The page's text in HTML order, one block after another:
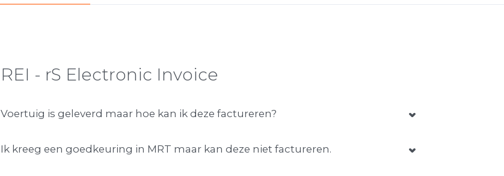
REI - rS Electronic Invoice
Voertuig is geleverd maar hoe kan ik deze factureren?
Ik kreeg een goedkeuring in MRT maar kan deze niet factureren.